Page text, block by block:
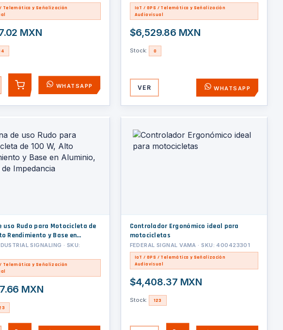
/ Telemática y Señalización
MXN
AGREGARWHATSAPP
IoT / GPS / Telemática y Señalización
Audiovisual
$6,529.86 MXN
Stock: 0
VER WHATSAPP
uso Rudo para Motocicleta de
Rendimiento y Base en
Ohm de Impedancia
SIGNALING · SKU:
/ Telemática y Señalización
MXN
Controlador Ergonómico ideal para
motocicletas
FEDERAL SIGNAL VAMA · SKU: 400423301
IoT / GPS / Telemática y Señalización
Audiovisual
$4,408.37 MXN
Stock: 123